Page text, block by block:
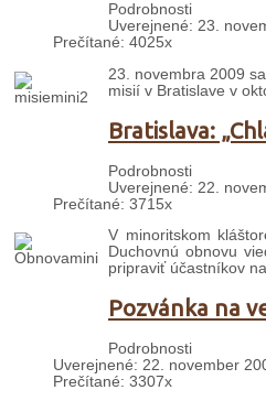
Podrobnosti
Uverejnené: 23.
Prečítané: 4025x
23. novembra 2009
misií v Bratislave v
Bratislava:
Podrobnosti
Uverejnené: 22.
Prečítané: 3715x
V minoritskom
Duchovnú obnovu
pripraviť účastníkov
Pozvánka na
Podrobnosti
Uverejnené: 22. november
Prečítané: 3307x